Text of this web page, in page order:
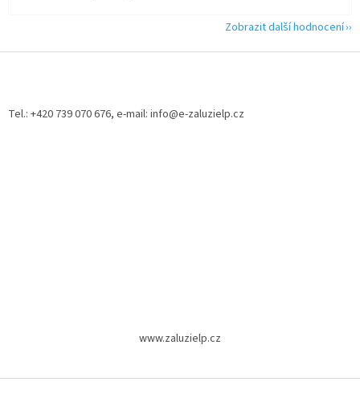
Zobrazit další hodnocení
Tel.: +420 739 070 676, e-mail: info@e-zaluzielp.cz
www.zaluzielp.cz